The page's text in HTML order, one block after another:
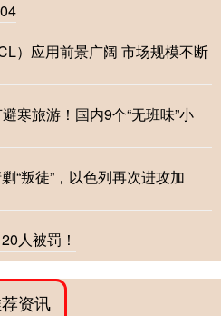
）应用前景广阔 市场规模不断
寒旅游！国内9个“无班味”小
“叛徒”，以色列再次进攻加
人被罚！
资讯